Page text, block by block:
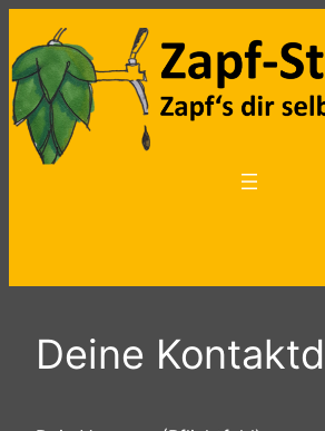
Inhalt
springen
Deine